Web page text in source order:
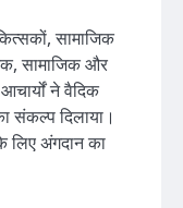
सामाजिक
सामाजिक और
ने वैदिक
संकल्प दिलाया।
लिए अंगदान का